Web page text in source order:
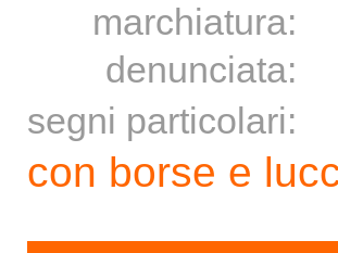
marchiatura:
denunciata:
segni particolari:
con borse e